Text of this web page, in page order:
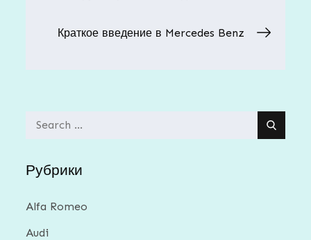
записям
Краткое введение в Mercedes Benz
Search
Рубрики
Alfa Romeo
Audi